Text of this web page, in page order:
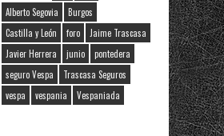
Alberto Segovia
Burgos
Castilla y León
foro
Jaime Trascasa
Javier Herrera
junio
pontedera
seguro Vespa
Trascasa Seguros
vespa
vespania Vespaniada